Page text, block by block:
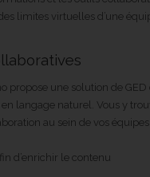
limites virtuelles d’une
propose une solution de
langage naturel. Vous y
au sein de vos équipes
d’enrichir le contenu